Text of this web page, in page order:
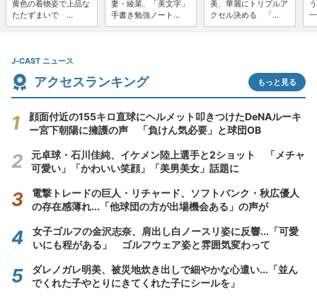
黄色の着物姿で上品な
たたずまいで ...
妻・綾菜、「美文字」
手書き勉強ノート...
美、華麗にトリプルア
クセル決める 「...
J-CAST ニュース
アクセスランキング もっと見る
顔面付近の155キロ直球にヘルメット叩きつけたDeNAルーキ
ー宮下朝陽に擁護の声 「負けん気必要」と球団OB
元卓球・石川佳純、イケメン陸上選手と2ショット 「メチャ
可愛い」「かわいい笑顔」「美男美女」話題に
電撃トレードの巨人・リチャード、ソフトバンク・秋広優人
の存在感薄れ...「他球団の方が出場機会ある」の声が
女子ゴルフの金沢志奈、肩出し白ノースリ姿に反響...「可愛
いにも程がある」 ゴルフウェア姿と雰囲気変わって
ダレノガレ明美、被災地炊き出しで細やかな心遣い...「並ん
でくれた子やとりにきてくれた子にシールを」